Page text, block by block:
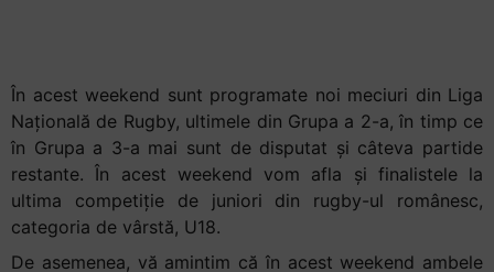
În acest weekend sunt programate noi meciuri din Liga
Națională de Rugby, ultimele din Grupa a 2-a, în timp ce
în Grupa a 3-a mai sunt de disputat și câteva partide
restante. În acest weekend vom afla și finalistele la
ultima competiție de juniori din rugby-ul românesc,
categoria de vârstă, U18.
De asemenea, vă amintim că în acest weekend ambele